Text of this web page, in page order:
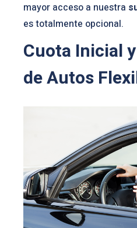
mayor acceso a nuestra
es totalmente opcional.
Cuota Inicial
de Autos